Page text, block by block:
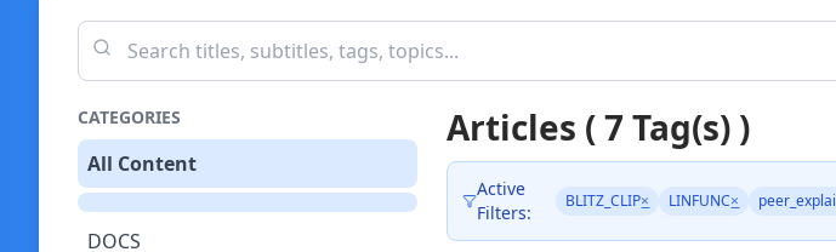
CATEGORIES
All Content
DOCS
Articles ( 7 Tag(s) )
Active
Filters:
BLITZ_CLIP× LINFUNC×